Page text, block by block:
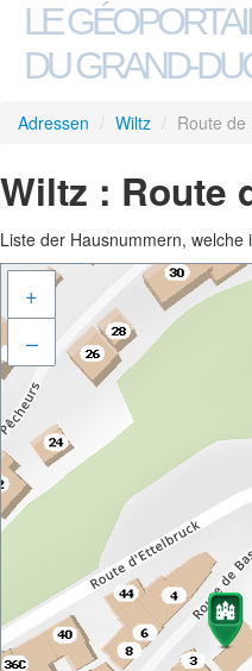
LE
DU GRAND-
Adressen / Wiltz / Route de
Wiltz : Route
Liste der Hausnummern, welche
+
–